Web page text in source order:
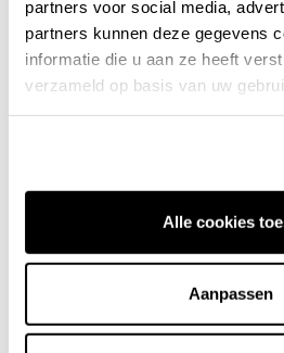
partners voor social media,
partners kunnen deze gegevens
informatie die u aan ze heeft
verzameld op basis van uw
Alle cookies
Aanpassen
abre el infusor girandolo, coge el
cuchara y vuelve a cerrarlo para
El brazo largo delinfusor OXO